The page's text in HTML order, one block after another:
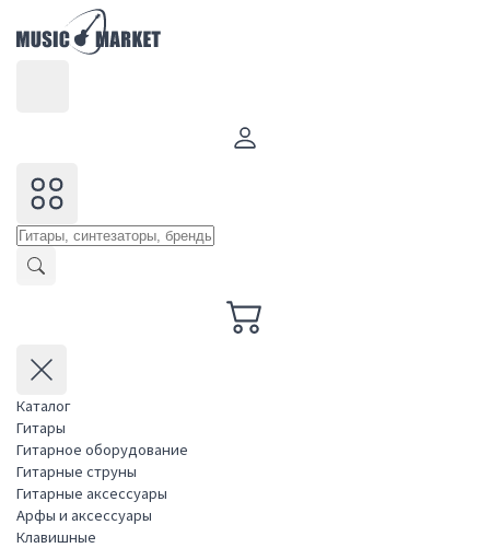
Каталог
Гитары
Гитарное оборудование
Гитарные струны
Гитарные аксессуары
Арфы и аксессуары
Клавишные